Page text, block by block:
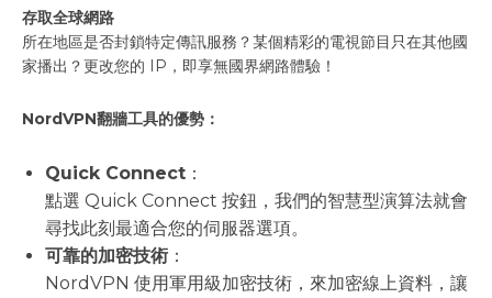
存取全球網路
所在地區是否封鎖特定傳訊服務？某個精彩的電視節目只在其他國
家播出？更改您的 IP，即享無國界網路體驗！
NordVPN翻牆工具的優勢：
Quick Connect ：
點選 Quick Connect 按鈕，我們的智慧型演算法就會
尋找此刻最適合您的伺服器選項。
可靠的加密技術 ：
NordVPN 使用軍用級加密技術，來加密線上資料，讓